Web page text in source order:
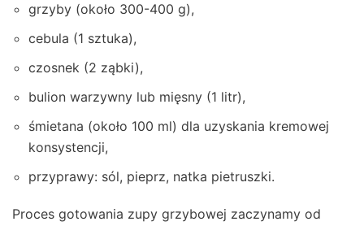
grzyby (około 300-400 g),
cebula (1 sztuka),
czosnek (2 ząbki),
bulion warzywny lub mięsny (1 litr),
śmietana (około 100 ml) dla uzyskania kremowej
konsystencji,
przyprawy: sól, pieprz, natka pietruszki.
Proces gotowania zupy grzybowej zaczynamy od